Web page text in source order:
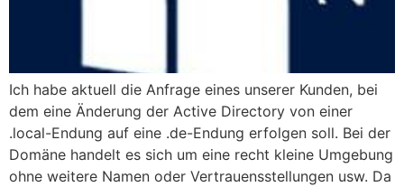
Ich habe aktuell die Anfrage eines unserer Kunden, bei
dem eine Änderung der Active Directory von einer
.local-Endung auf eine .de-Endung erfolgen soll. Bei der
Domäne handelt es sich um eine recht kleine Umgebung
ohne weitere Namen oder Vertrauensstellungen usw. Da